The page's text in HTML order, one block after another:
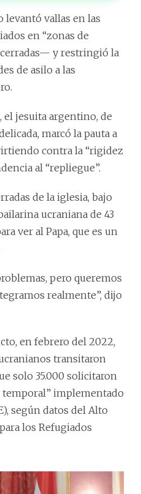
levantó vallas en las
en “zonas de
y restringió la
de asilo a las
el jesuita argentino, de
marcó la pauta a
contra la “rigidez
al “repliegue”.
de la iglesia, bajo
ucraniana de 43
ver al Papa, que es un
pero queremos
realmente”, dijo
en febrero del 2022,
transitaron
solo 35.000 solicitaron
temporal” implementado
según datos del Alto
los Refugiados